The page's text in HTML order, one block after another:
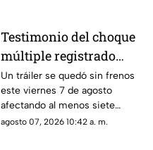
Testimonio del choque
múltiple registrado
sobre Siglo XXI y
Carretera federal 70
Poniente HOY 7 de
agosto
Un tráiler se quedó sin frenos
este viernes 7 de agosto
afectando al menos siete
vehículos y dejando 13
agosto 07, 2026 10:42 a. m.